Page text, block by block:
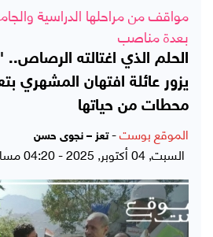
مواقف من مراحلها الدراسية
بعدة مناصب
الحلم الذي اغتالته
يزور عائلة افتهان المشهري
محطات من حياتها
الموقع بوست-تعز – نجوى حسن
السبت, 04 أكتوبر, 2025 - 04:20 مساءً